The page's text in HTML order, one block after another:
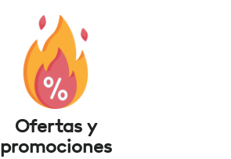
Ofertas y
promociones